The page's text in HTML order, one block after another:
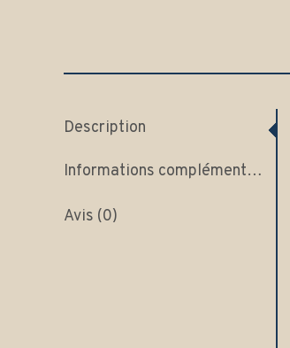
Description
Informations complémentaires
Avis (0)